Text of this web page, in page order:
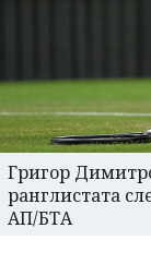
Григор
ранглистата
АП/БТА